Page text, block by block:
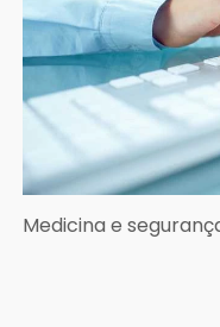
Medicina e